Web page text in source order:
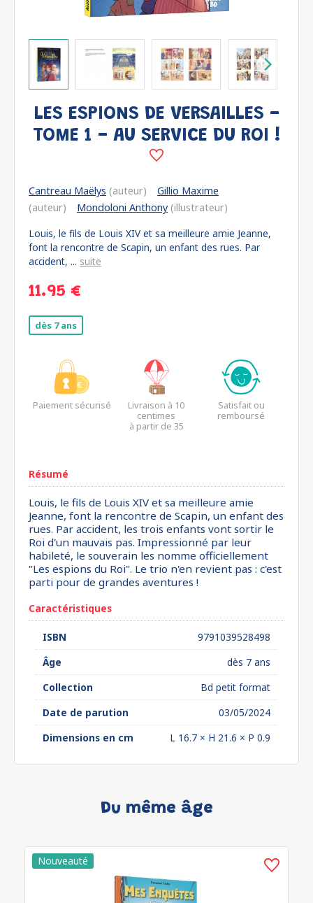
LES ESPIONS DE VERSAILLES -
TOME 1 - AU SERVICE DU ROI !
Cantreau Maëlys (auteur)
Gillio Maxime
(auteur)
Mondoloni Anthony (illustrateur)
Louis, le fils de Louis XIV et sa meilleure amie Jeanne,
font la rencontre de Scapin, un enfant des rues. Par
accident, ... suite
11.95 €
dès 7 ans
Paiement sécurisé
Livraison à 10
centimes
à partir de 35
Satisfait ou
remboursé
Résumé
Louis, le fils de Louis XIV et sa meilleure amie
Jeanne, font la rencontre de Scapin, un enfant des
rues. Par accident, les trois enfants vont sortir le
Roi d'un mauvais pas. Impressionné par leur
habileté, le souverain les nomme officiellement
"Les espions du Roi". Le trio n'en revient pas : c'est
parti pour de grandes aventures !
Caractéristiques
ISBN
9791039528498
Âge
dès 7 ans
Collection
Bd petit format
Date de parution
03/05/2024
Dimensions en cm
L 16.7 × H 21.6 × P 0.9
Du même âge